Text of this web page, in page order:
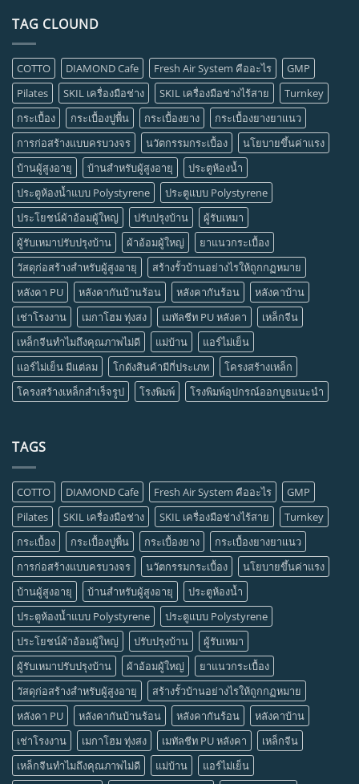
TAG CLOUND
COTTO DIAMOND Cafe Fresh Air System คืออะไร
GMP
Pilates
SKIL เครื่องมือช่าง SKIL เครื่องมือช่างไร้สาย
Turnkey
กระเบื้อง
กระเบื้องปูพื้น กระเบื้องยาง
กระเบื้องยางยาแนว
การก่อสร้างแบบครบวงจร
นวัตกรรมกระเบื้อง
นโยบายขึ้นค่าแรง
บ้านผู้สูงอายุ
บ้านสำหรับผู้สูงอายุ
ประตูห้องน้ำ
ประตูห้องน้ำแบบ Polystyrene
ประตูแบบ Polystyrene
ประโยชน์ผ้าอ้อมผู้ใหญ่
ปรับปรุงบ้าน
ผู้รับเหมา
ผู้รับเหมาปรับปรุงบ้าน
ผ้าอ้อมผู้ใหญ่
ยาแนวกระเบื้อง
วัสดุก่อสร้างสำหรับผู้สูงอายุ
สร้างรั้วบ้านอย่างไรให้ถูกกฏหมาย
หลังคา PU
หลังคากันบ้านร้อน หลังคากันร้อน
หลังคาบ้าน
เช่าโรงงาน
เมกาโฮม ทุ่งสง เมทัลชีท PU หลังคา
เหล็กจีน
เหล็กจีนทำไมถึงคุณภาพไม่ดี
แม่บ้าน
แอร์ไม่เย็น
แอร์ไม่เย็น มีแต่ลม
โกดังสินค้ามีกี่ประเภท
โครงสร้างเหล็ก
โครงสร้างเหล็กสำเร็จรูป
โรงพิมพ์ โรงพิมพ์อุปกรณ์ออกบูธแนะนำ
TAGS
COTTO DIAMOND Cafe Fresh Air System คืออะไร
GMP
Pilates
SKIL เครื่องมือช่าง SKIL เครื่องมือช่างไร้สาย
Turnkey
กระเบื้อง
กระเบื้องปูพื้น กระเบื้องยาง
กระเบื้องยางยาแนว
การก่อสร้างแบบครบวงจร
นวัตกรรมกระเบื้อง
นโยบายขึ้นค่าแรง
บ้านผู้สูงอายุ
บ้านสำหรับผู้สูงอายุ
ประตูห้องน้ำ
ประตูห้องน้ำแบบ Polystyrene
ประตูแบบ Polystyrene
ประโยชน์ผ้าอ้อมผู้ใหญ่
ปรับปรุงบ้าน
ผู้รับเหมา
ผู้รับเหมาปรับปรุงบ้าน
ผ้าอ้อมผู้ใหญ่
ยาแนวกระเบื้อง
วัสดุก่อสร้างสำหรับผู้สูงอายุ
สร้างรั้วบ้านอย่างไรให้ถูกกฏหมาย
หลังคา PU
หลังคากันบ้านร้อน หลังคากันร้อน
หลังคาบ้าน
เช่าโรงงาน
เมกาโฮม ทุ่งสง เมทัลชีท PU หลังคา
เหล็กจีน
เหล็กจีนทำไมถึงคุณภาพไม่ดี
แม่บ้าน
แอร์ไม่เย็น